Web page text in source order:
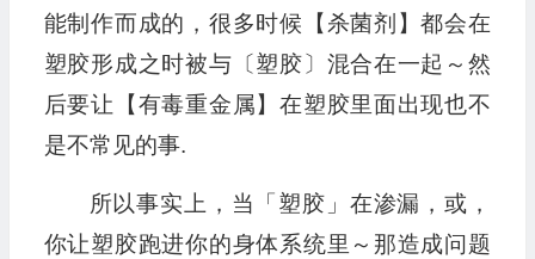
能制作而成的，很多时候【杀菌剂】都会在
塑胶形成之时被与〔塑胶〕混合在一起～然
后要让【有毒重金属】在塑胶里面出现也不
是不常见的事.
所以事实上，当「塑胶」在渗漏，或，
你让塑胶跑进你的身体系统里～那造成问题